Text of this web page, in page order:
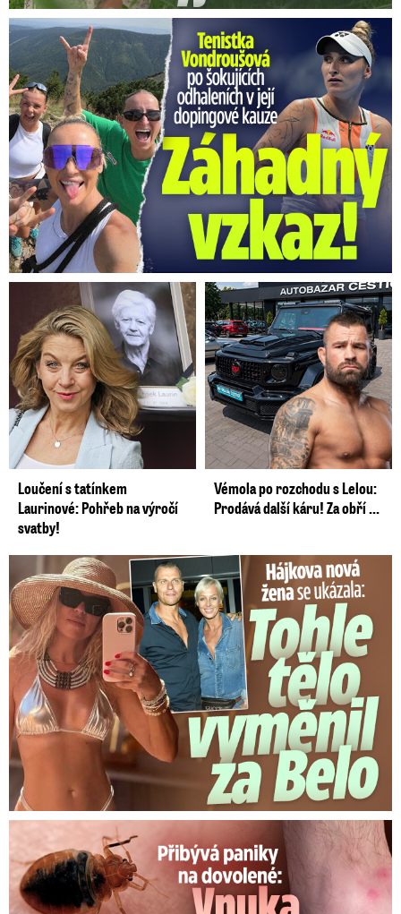
Vondroušová po šokujících odhaleních v kauze: Záhadný vzkaz!
Loučení s tatínkem
Laurinové: Pohřeb na výročí
svatby!
Vémola po rozchodu s Lelou:
Prodává další káru! Za obří ...
Tohle tělo nahradilo Belo: Nová partnerka se ukázala...
Panika na dovolené: Vnuka Soni v hotelu poštípaly štěnice!